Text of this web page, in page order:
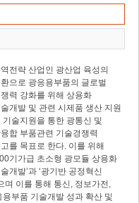
전략 산업인 광산업 육성의
으로 광응용부품의 글로벌
력 강화를 위해 상용화
개발 및 관련 시제품 생산 지원
기술지원을 통한 광통신 및
합 부품관련 기술경쟁력
를 목표로 한다. 이를 위해
기가급 초소형 광모듈 상용화
개발’과 ‘광기반 공정혁신
며 이를 통해 통신, 정보가전,
부품 기술개발 성과 확산 및